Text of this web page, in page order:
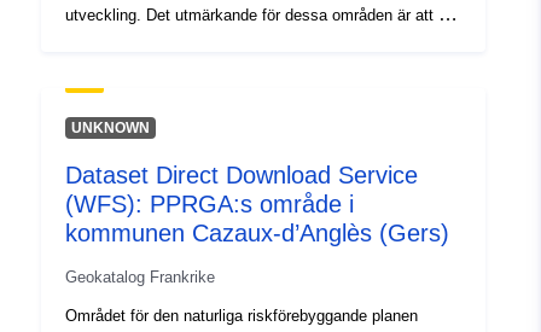
utveckling. Det utmärkande för dessa områden är att de
omkrets som anges i en PPR:s förskrivningsorder;-
riskexponeringsomkrets som motsvarar den omkrets
omkrets en nytta servitut.- studieomfattning som
motsvarar det kuvert där farorna studerades.
UNKNOWN
Dataset Direct Download Service
(WFS): PPRGA:s område i
kommunen Cazaux-d’Anglès (Gers)
Geokatalog Frankrike
Området för den naturliga riskförebyggande planen